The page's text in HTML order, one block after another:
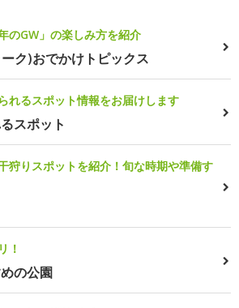
のGW」の楽しみ方を紹介
ク)おでかけトピックス
れるスポット情報をお届けします
スポット
狩りスポットを紹介！旬な時期や準備す
！
の公園